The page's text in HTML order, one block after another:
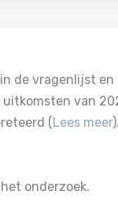
de vragenlijst
van
(Lees meer).
onderzoek.